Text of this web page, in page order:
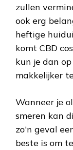
zullen
ook erg
heftige
komt CBD
kun je dan
makkelijker
Wanneer je
smeren kan
zo'n geval
beste is om